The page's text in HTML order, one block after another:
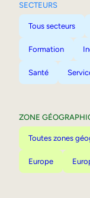
SECTEURS
Tous secteurs
Formation
Santé
ZONE
Toutes zones
Europe